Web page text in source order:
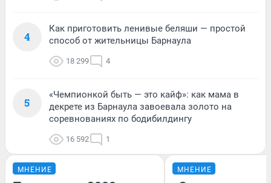
4
Как приготовить ленивые беляши — простой
способ от жительницы Барнаула
18 299 4
5
«Чемпионкой быть — это кайф»: как мама в
декрете из Барнаула завоевала золото на
соревнованиях по бодибилдингу
16 592 1
МНЕНИЕ МНЕНИЕ